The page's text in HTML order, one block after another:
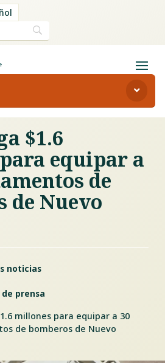
$1.6
equipar a
de
de Nuevo
noticias
prensa
millones para equipar a 30
de bomberos de Nuevo